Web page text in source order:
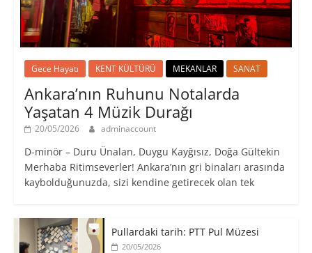
Gece Hayatı KENT KÜLTÜRÜ MEKANLAR SANAT
Ankara’nın Ruhunu Notalarda
Yaşatan 4 Müzik Durağı
20/05/2026 adminaccount
D-minör – Duru Ünalan, Duygu Kayğısız, Doğa Gültekin
Merhaba Ritimseverler! Ankara’nın gri binaları arasında
kaybolduğunuzda, sizi kendine getirecek olan tek
Pullardaki tarih: PTT Pul Müzesi
20/05/2026